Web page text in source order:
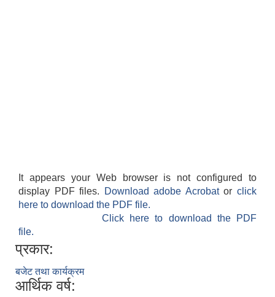
It appears your Web browser is not configured to
display PDF files.
Download adobe Acrobatorclick
here to download the PDF file.
Click here to download the PDF
file.
प्रकार:
बजेट तथा कार्यक्रम
आर्थिक वर्ष: